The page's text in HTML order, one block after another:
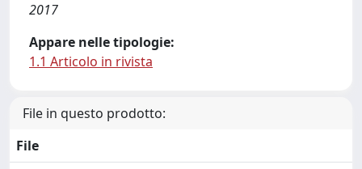
2017
Appare nelle tipologie:
1.1 Articolo in rivista
File in questo prodotto:
File